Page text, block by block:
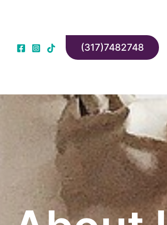
(317)7482748